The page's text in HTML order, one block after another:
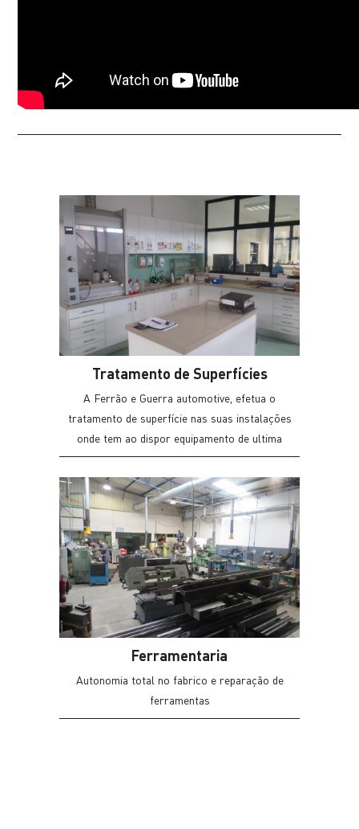
Tratamento de Superfícies
A Ferrão e Guerra automotive, efetua o
tratamento de superfície nas suas instalações
onde tem ao dispor equipamento de ultima
geração.
Possuímos duas linhas de tratamento que nos
permite efetuar vários tipos de zincagem desde a
passivação a branco (azul), amarela (sem crómio
VI) até ao zinco níquel, oferecemos ainda a
possibilidade de tratamento através de
suspensão, e de tambor.
Possuímos uma ETAR – Estação de Tratamento
de Águas Residuais
Ferramentaria
Autonomia total no fabrico e reparação de
ferramentas